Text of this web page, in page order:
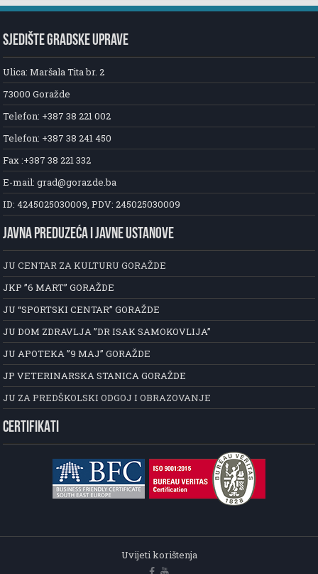
SJEDIŠTE GRADSKE UPRAVE
Ulica: Maršala Tita br. 2
73000 Goražde
Telefon: +387 38 221 002
Telefon: +387 38 241 450
Fax :+387 38 221 332
E-mail: grad@gorazde.ba
ID: 4245025030009, PDV: 245025030009
JAVNA PREDUZEĆA I JAVNE USTANOVE
JU CENTAR ZA KULTURU GORAŽDE
JKP ”6 MART” GORAŽDE
JU “SPORTSKI CENTAR” GORAŽDE
JU DOM ZDRAVLJA ”DR ISAK SAMOKOVLIJA”
JU APOTEKA ”9 MAJ” GORAŽDE
JP VETERINARSKA STANICA GORAŽDE
JU ZA PREDŠKOLSKI ODGOJ I OBRAZOVANJE
CERTIFIKATI
Uvijeti korištenja